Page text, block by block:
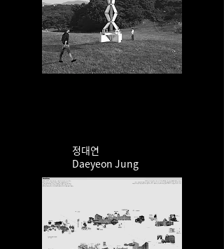
정대연
​Daeyeon Jung